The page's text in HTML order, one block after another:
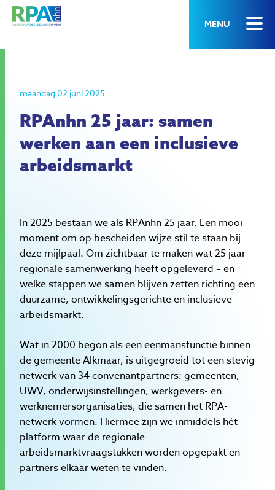
MENU
maandag 02 juni 2025
RPAnhn 25 jaar: samen
werken aan een inclusieve
arbeidsmarkt
In 2025 bestaan we als RPAnhn 25 jaar. Een mooi
moment om op bescheiden wijze stil te staan bij
deze mijlpaal. Om zichtbaar te maken wat 25 jaar
regionale samenwerking heeft opgeleverd – en
welke stappen we samen blijven zetten richting een
duurzame, ontwikkelingsgerichte en inclusieve
arbeidsmarkt.
Wat in 2000 begon als een eenmansfunctie binnen
de gemeente Alkmaar, is uitgegroeid tot een stevig
netwerk van 34 convenantpartners: gemeenten,
UWV, onderwijsinstellingen, werkgevers- en
werknemersorganisaties, die samen het RPA-
netwerk vormen. Hiermee zijn we inmiddels hét
platform waar de regionale
arbeidsmarktvraagstukken worden opgepakt en
partners elkaar weten te vinden.